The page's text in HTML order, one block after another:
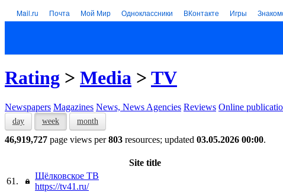
Mail.ru Почта Мой Мир Одноклассники ВКонтакте Игры
Rating > Media > TV
Newspapers Magazines News, News Agencies Reviews Online
day week month
46,919,727 page views per803 resources; updated 03.05.2026 00:00.
Site title
61.
Щёлковское ТВ
https://tv41.ru/